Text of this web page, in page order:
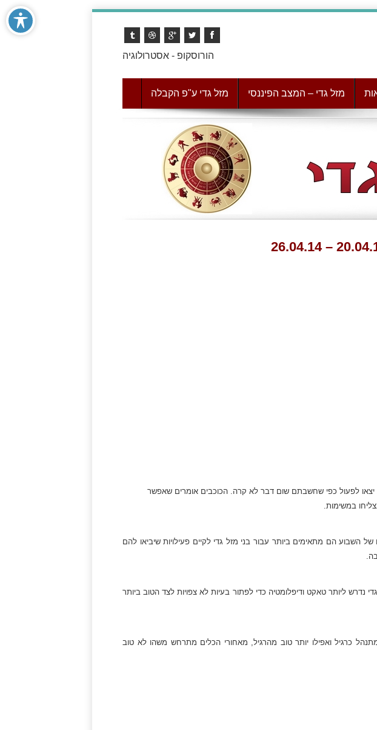
הורוסקופ - אסטרולוגיה
מזל גדי – המצב הפיננסי מזל גדי ע"פ הקבלה
לפעול כפי שחשבתם שום דבר לא קרה. הכוכבים אומרים שאפשר
במשימות.
של השבוע הם מתאימים ביותר עבור בני מזל גדי לקיים פעילויות שיביאו להם
נדרש ליותר טאקט ודיפלומטיה כדי לפתור בעיות לא צפויות לצד הטוב ביותר
כרגיל ואפילו יותר טוב מהרגיל, מאחורי הכלים מתרחש משהו לא טוב